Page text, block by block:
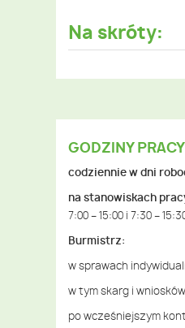
Na skróty:
GODZINY
codziennie w dni
na stanowiskach
7:00 – 15:00 i 7:30 –
Burmistrz:
w sprawach
w tym skarg i wniosków
po wcześniejszym